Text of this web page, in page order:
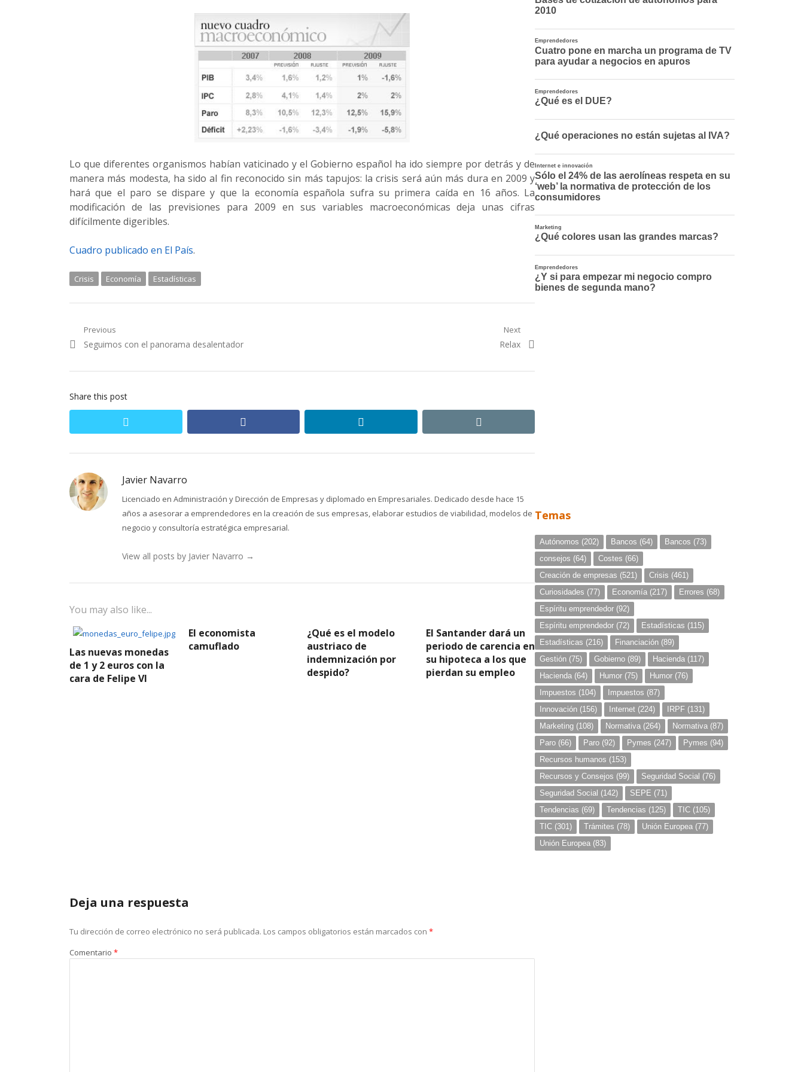
Lo que diferentes organismos habían vaticinado y el Gobierno español ha ido siempre por detrás y de
manera más modesta, ha sido al fin reconocido sin más tapujos: la crisis será aún más dura en 2009 y
hará que el paro se dispare y que la economía española sufra su primera caída en 16 años. La
modificación de las previsiones para 2009 en sus variables macroeconómicas deja unas cifras
difícilmente digeribles.
Cuadro publicado en El País.
Crisis Economía Estadísticas
Navegación
de
entradas
Previous
Previous
Seguimos con el panorama desalentador
Next
Next
Relax
Share this post
linkedin
Javier Navarro
Licenciado en Administración y Dirección de Empresas y diplomado en Empresariales. Dedicado desde hace 15
años a asesorar a emprendedores en la creación de sus empresas, elaborar estudios de viabilidad, modelos de
negocio y consultoría estratégica empresarial.
View all posts by Javier Navarro →
You may also like...
Las nuevas monedas
de 1 y 2 euros con la
cara de Felipe VI
El economista
camuflado
¿Qué es el modelo
austriaco de
indemnización por
despido?
El Santander dará un
periodo de carencia en
su hipoteca a los que
pierdan su empleo
Deja una respuesta
Tu dirección de correo electrónico no será publicada. Los campos obligatorios están marcados con *
Comentario *
Temas
Autónomos (202) Bancos (64) Bancos (73)
consejos (64) Costes (66)
Creación de empresas (521) Crisis (461)
Curiosidades (77) Economía (217) Errores (68)
Espíritu emprendedor (92)
Espíritu emprendedor (72) Estadísticas (115)
Estadísticas (216) Financiación (89)
Gestión (75) Gobierno (89) Hacienda (117)
Hacienda (64) Humor (75) Humor (76)
Impuestos (104) Impuestos (87)
Innovación (156) Internet (224) IRPF (131)
Marketing (108) Normativa (264) Normativa (87)
Paro (66) Paro (92) Pymes (247) Pymes (94)
Recursos humanos (153)
Recursos y Consejos (99) Seguridad Social (76)
Seguridad Social (142) SEPE (71)
Tendencias (69) Tendencias (125) TIC (105)
TIC (301) Trámites (78) Unión Europea (77)
Unión Europea (83)